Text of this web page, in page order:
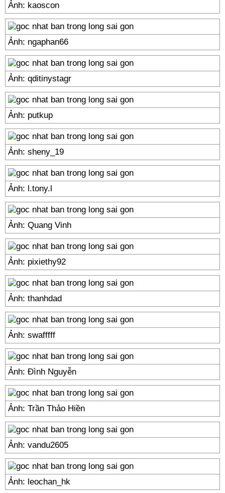
Ảnh: kaoscon
Ảnh: ngaphan66
Ảnh: qditinystagr
Ảnh: putkup
Ảnh: sheny_19
Ảnh: l.tony.l
Ảnh: Quang Vinh
Ảnh: pixiethy92
Ảnh: thanhdad
Ảnh: swafffff
Ảnh: Đình Nguyễn
Ảnh: Trần Thảo Hiền
Ảnh: vandu2605
Ảnh: leochan_hk